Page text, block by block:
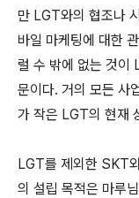
만 LGT와의 협조나
바일 마케팅에 대한
럴 수 밖에 없는 것이
문이다. 거의 모든 사
가 작은 LGT의 현재
LGT를 제외한 SKT
의 설립 목적은 마루